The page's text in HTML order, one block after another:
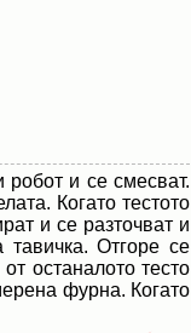
робот и се смесват.
Когато тестото
и се разточват и
Отгоре се
останалото тесто
фурна. Когато